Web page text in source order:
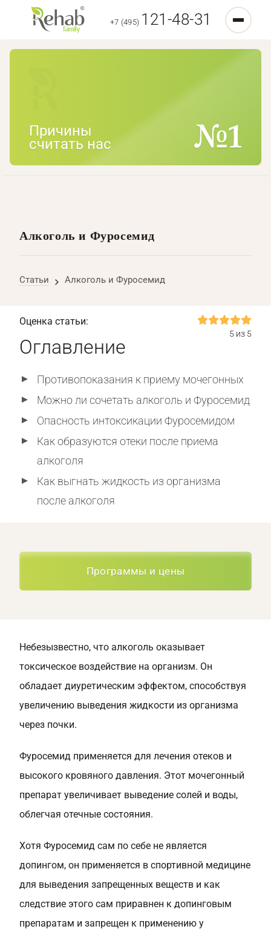
+7 (495) 121-48-31
Причины
считать нас
Алкоголь и Фуросемид
Статьи Алкоголь и Фуросемид
Оценка статьи:
5 из 5
Оглавление
Противопоказания к приему мочегонных
Можно ли сочетать алкоголь и Фуросемид
Опасность интоксикации Фуросемидом
Как образуются отеки после приема
алкоголя
Как выгнать жидкость из организма
после алкоголя
Программы и цены
Небезызвестно, что алкоголь оказывает
токсическое воздействие на организм. Он
обладает диуретическим эффектом, способствуя
увеличению выведения жидкости из организма
через почки.
Фуросемид применяется для лечения отеков и
высокого кровяного давления. Этот мочегонный
препарат увеличивает выведение солей и воды,
облегчая отечные состояния.
Хотя Фуросемид сам по себе не является
допингом, он применяется в спортивной медицине
для выведения запрещенных веществ и как
следствие этого сам приравнен к допинговым
препаратам и запрещен к применению у